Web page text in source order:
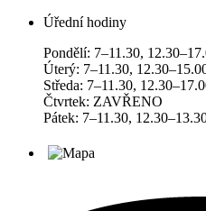
Úřední hodiny
Pondělí: 7–11.30,
Úterý: 7–11.30,
Středa: 7–11.30,
Čtvrtek: ZAVŘENO
Pátek: 7–11.30,